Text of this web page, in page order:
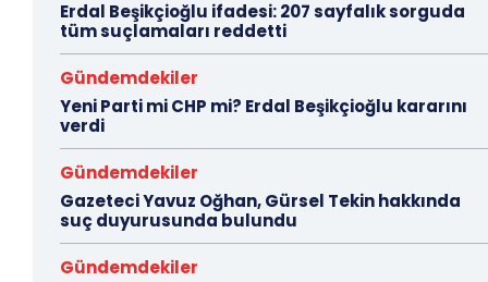
Erdal Beşikçioğlu ifadesi: 207 sayfalık sorguda
tüm suçlamaları reddetti
Gündemdekiler
Yeni Parti mi CHP mi? Erdal Beşikçioğlu kararını
verdi
Gündemdekiler
Gazeteci Yavuz Oğhan, Gürsel Tekin hakkında
suç duyurusunda bulundu
Gündemdekiler